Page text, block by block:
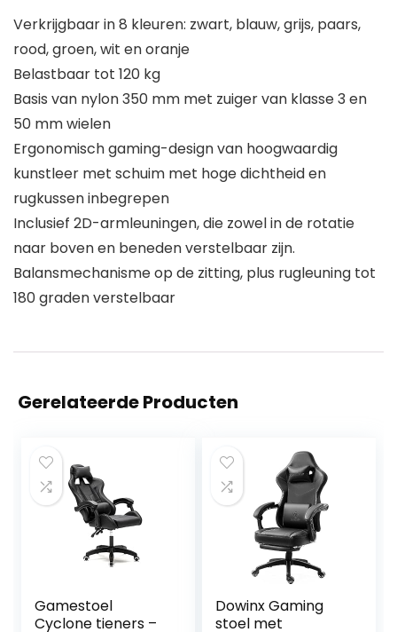
Verkrijgbaar in 8 kleuren: zwart, blauw, grijs, paars,
rood, groen, wit en oranje
Belastbaar tot 120 kg
Basis van nylon 350 mm met zuiger van klasse 3 en
50 mm wielen
Ergonomisch gaming-design van hoogwaardig
kunstleer met schuim met hoge dichtheid en
rugkussen inbegrepen
Inclusief 2D-armleuningen, die zowel in de rotatie
naar boven en beneden verstelbaar zijn.
Balansmechanisme op de zitting, plus rugleuning tot
180 graden verstelbaar
Gerelateerde Producten
Gamestoel
Cyclone tieners –
Dowinx Gaming
stoel met